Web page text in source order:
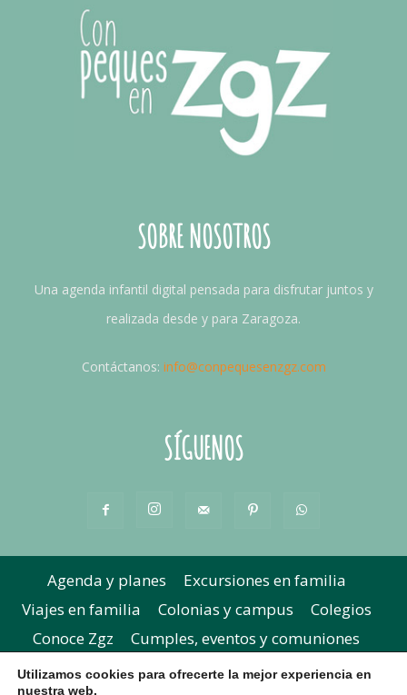
SOBRE NOSOTROS
Una agenda infantil digital pensada para disfrutar juntos y
realizada desde y para Zaragoza.
Contáctanos: info@conpequesenzgz.com
SÍGUENOS
Agenda y planes
Excursiones en familia
Viajes en familia
Colonias y campus
Colegios
Conoce Zgz
Cumples, eventos y comuniones
Extraescolares y academias
Concursos
Utilizamos cookies para ofrecerte la mejor experiencia en
nuestra web.